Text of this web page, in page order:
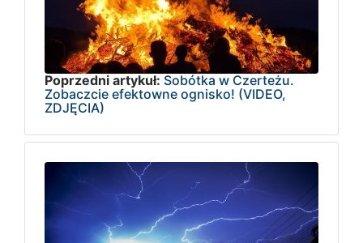
Poprzedni artykuł: Sobótka w Czerteżu.
Zobaczcie efektowne ognisko! (VIDEO,
ZDJĘCIA)